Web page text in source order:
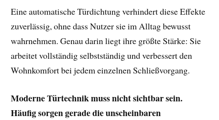
Eine automatische Türdichtung verhindert diese Effekte
zuverlässig, ohne dass Nutzer sie im Alltag bewusst
wahrnehmen. Genau darin liegt ihre größte Stärke: Sie
arbeitet vollständig selbstständig und verbessert den
Wohnkomfort bei jedem einzelnen Schließvorgang.
Moderne Türtechnik muss nicht sichtbar sein.
Häufig sorgen gerade die unscheinbaren